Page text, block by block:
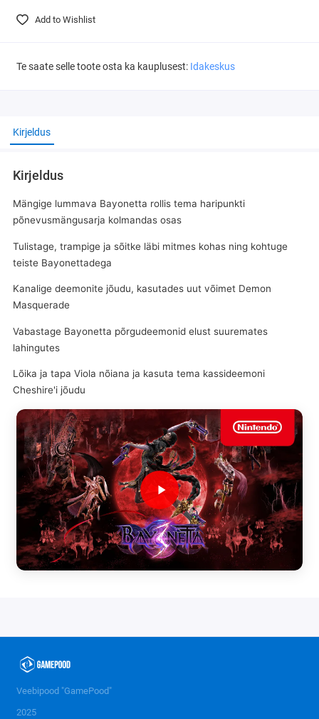
Add to Wishlist
Te saate selle toote osta ka kauplusest: Idakeskus
Kirjeldus
Kirjeldus
Mängige lummava Bayonetta rollis tema haripunkti
põnevusmängusarja kolmandas osas
Tulistage, trampige ja sõitke läbi mitmes kohas ning kohtuge
teiste Bayonettadega
Kanalige deemonite jõudu, kasutades uut võimet Demon
Masquerade
Vabastage Bayonetta põrgudeemonid elust suuremates
lahingutes
Lõika ja tapa Viola nõiana ja kasuta tema kassideemoni
Cheshire'i jõudu
Veebipood "GamePood"
2025